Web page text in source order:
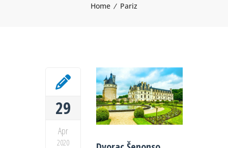
Home Pariz
29
Apr
2020